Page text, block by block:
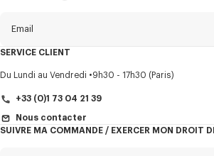
Email
Titre Obligatoire
SERVICE CLIENT
Du Lundi au Vendredi 9h30 - 17h30 (Paris)
+33 (0)1 73 04 21 39
Nous contacter
SUIVRE MA COMMANDE / EXERCER MON DROIT